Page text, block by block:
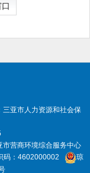
三亚市人力资源和社会保
市营商环境综合服务中心
： 4602000002
琼